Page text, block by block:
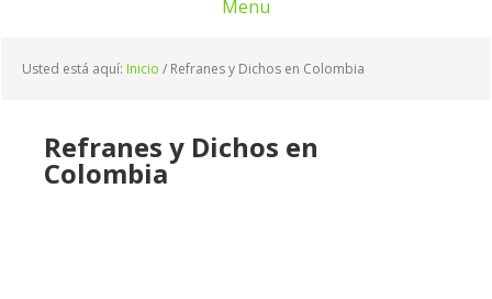
Menu
Usted está aquí: Inicio / Refranes y Dichos en Colombia
Refranes y Dichos en
Colombia